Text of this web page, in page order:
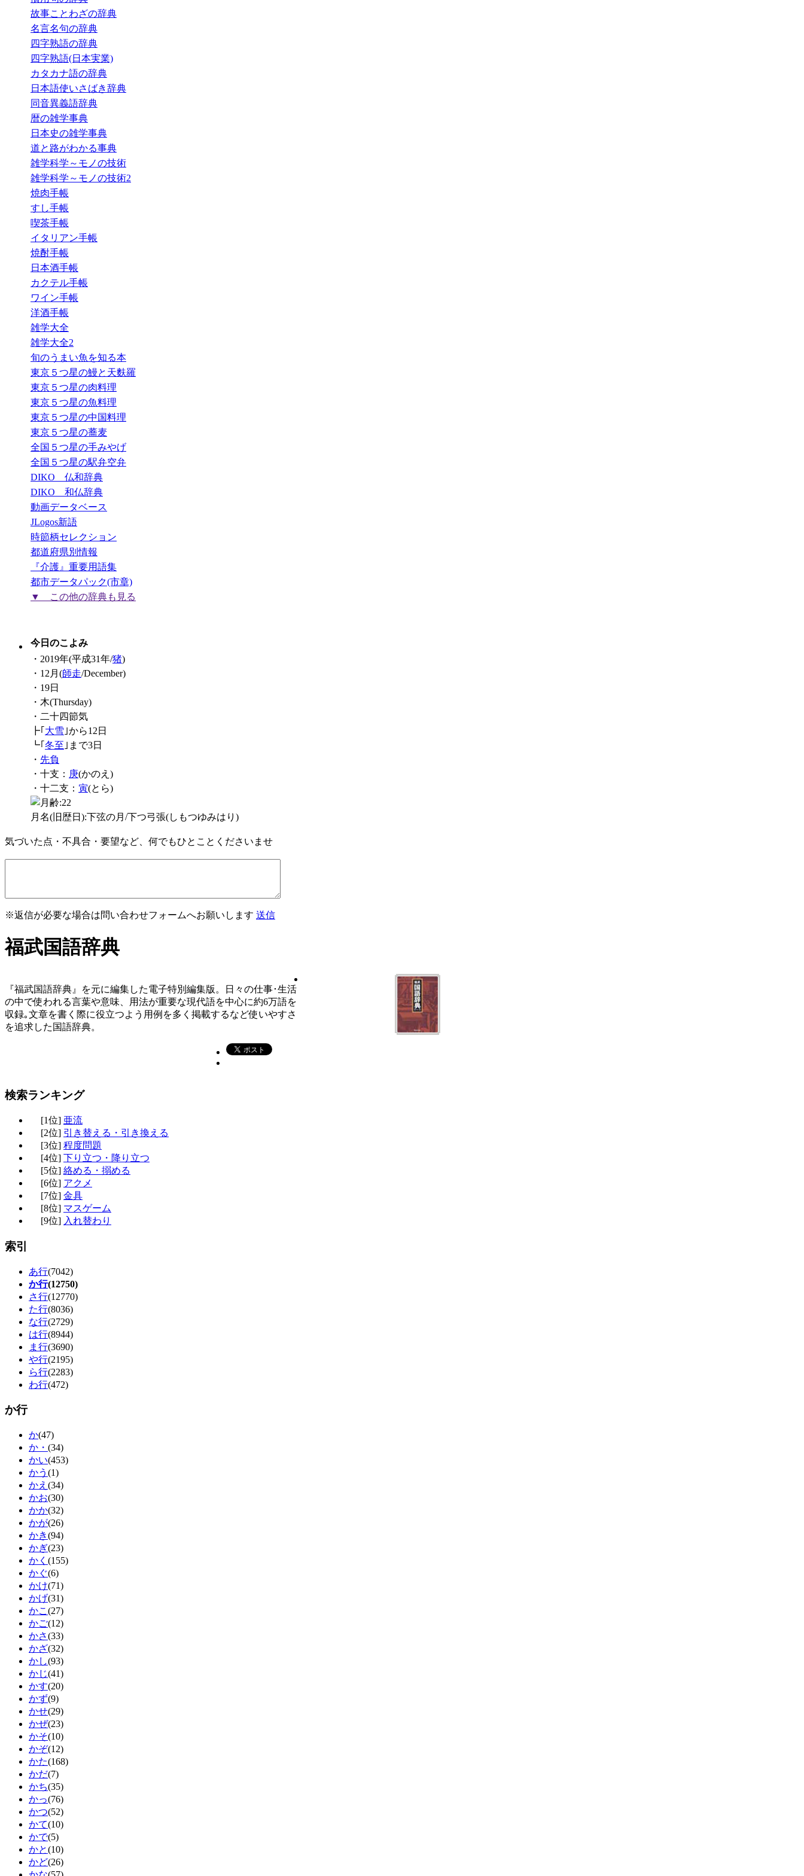
故事ことわざの辞典
名言名句の辞典
四字熟語の辞典
四字熟語(日本実業)
カタカナ語の辞典
日本語使いさばき辞典
同音異義語辞典
暦の雑学事典
日本史の雑学事典
道と路がわかる事典
雑学科学～モノの技術
雑学科学～モノの技術2
焼肉手帳
すし手帳
喫茶手帳
イタリアン手帳
焼酎手帳
日本酒手帳
カクテル手帳
ワイン手帳
洋酒手帳
雑学大全
雑学大全2
旬のうまい魚を知る本
東京５つ星の鰻と天麩羅
東京５つ星の肉料理
東京５つ星の魚料理
東京５つ星の中国料理
東京５つ星の蕎麦
全国５つ星の手みやげ
全国５つ星の駅弁空弁
DIKO 仏和辞典
DIKO 和仏辞典
動画データベース
JLogos新語
時節柄セレクション
都道府県別情報
『介護』重要用語集
都市データパック(市章)
▼ この他の辞典も見る
今日のこよみ
・2019年(平成31年/猪)
・12月(師走/December)
・19日
・木(Thursday)
・二十四節気
┣｢ 大雪 ｣から12日
┗｢ 冬至 ｣まで3日
・ 先負
・十支： 庚(かのえ)
・十二支： 寅(とら)
月名(旧歴日):下弦の月/下つ弓張(しもつゆみはり)
気づいた点・不具合・要望など、何でもひとことくださいませ
※返信が必要な場合は問い合わせフォームへお願いします 送信
福武国語辞典
『福武国語辞典』を元に編集した電子特別編集版。日々の仕事･生活
の中で使われる言葉や意味、用法が重要な現代語を中心に約6万語を
収録｡文章を書く際に役立つよう用例を多く掲載するなど使いやすさ
を追求した国語辞典。
検索ランキング
[1位] 亜流
[2位] 引き替える・引き換える
[3位] 程度問題
[4位] 下り立つ・降り立つ
[5位] 絡める・搦める
[6位] アクメ
[7位] 金具
[8位] マスゲーム
[9位] 入れ替わり
索引
あ行(7042)
か行(12750)
さ行(12770)
た行(8036)
な行(2729)
は行(8944)
ま行(3690)
や行(2195)
ら行(2283)
わ行(472)
か行
か(47)
か・ (34)
かい(453)
かう (1)
かえ (34)
かお(30)
かか(32)
かが(26)
かき(94)
かぎ(23)
かく (155)
かぐ(6)
かけ(71)
かげ(31)
かこ (27)
かご(12)
かさ(33)
かざ(32)
かし(93)
かじ(41)
かす(20)
かず(9)
かせ(29)
かぜ(23)
かそ(10)
かぞ(12)
かた(168)
かだ(7)
かち(35)
かっ(76)
かつ(52)
かて(10)
かで(5)
かと(10)
かど(26)